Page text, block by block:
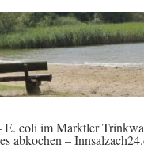
E. coli im Marktler
abkochen –